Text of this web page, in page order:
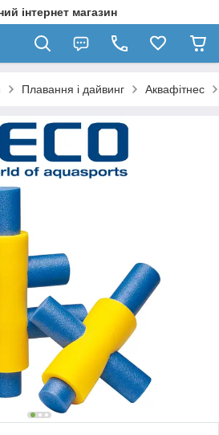
інтернет магазин
Плавання і дайвинг Аквафітнес